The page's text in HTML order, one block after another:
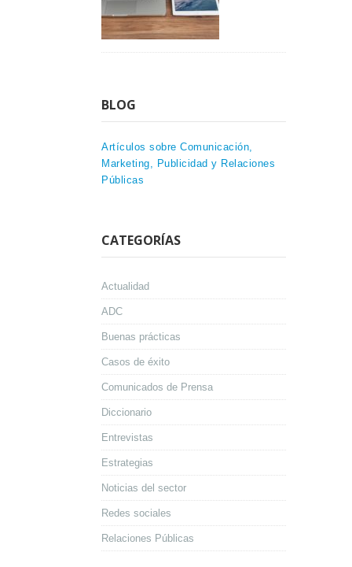
BLOG
Artículos sobre Comunicación,
Marketing, Publicidad y Relaciones
Públicas
CATEGORÍAS
Actualidad
ADC
Buenas prácticas
Casos de éxito
Comunicados de Prensa
Diccionario
Entrevistas
Estrategias
Noticias del sector
Redes sociales
Relaciones Públicas